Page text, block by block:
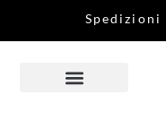
Sped izi on i